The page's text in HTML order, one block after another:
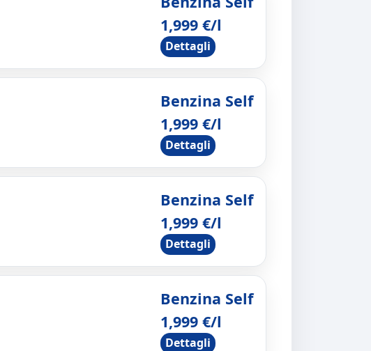
1,999 €/l
Dettagli
Benzina Self
1,999 €/l
Dettagli
Benzina Self
1,999 €/l
Dettagli
Benzina Self
1,999 €/l
Dettagli